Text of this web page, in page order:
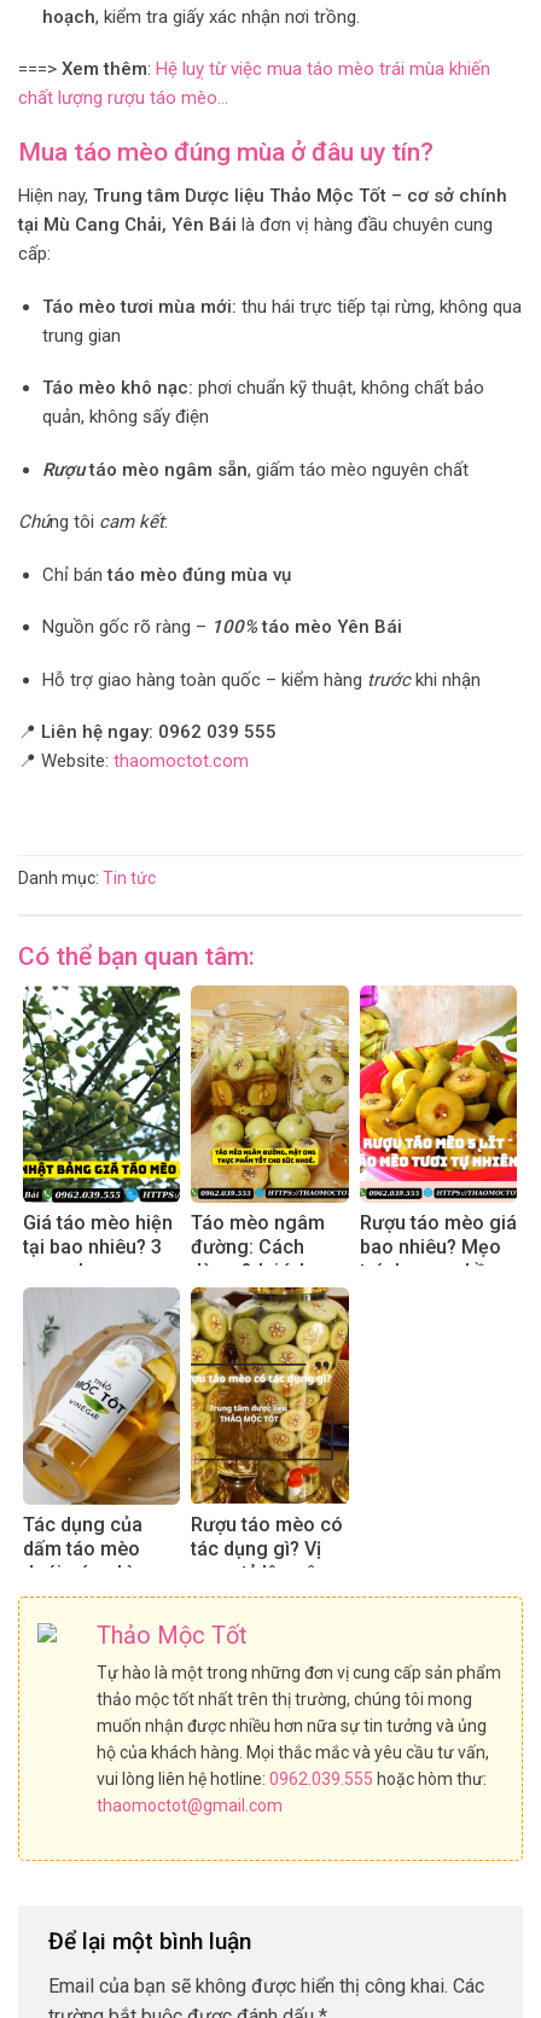
hoạch, kiểm tra giấy xác nhận nơi trồng.
===> Xem thêm: Hệ luỵ từ việc mua táo mèo trái mùa khiến
chất lượng rượu táo mèo…
Mua táo mèo đúng mùa ở đâu uy tín?
Hiện nay, Trung tâm Dược liệu Thảo Mộc Tốt – cơ sở chính
tại Mù Cang Chải, Yên Bái là đơn vị hàng đầu chuyên cung
cấp:
Táo mèo tươi mùa mới: thu hái trực tiếp tại rừng, không qua
trung gian
Táo mèo khô nạc: phơi chuẩn kỹ thuật, không chất bảo
quản, không sấy điện
Rượutáo mèo ngâm sẵn, giấm táo mèo nguyên chất
Chúng tôi cam kết:
Chỉ bántáo mèo đúng mùa vụ
Nguồn gốc rõ ràng – 100%táo mèo Yên Bái
Hỗ trợ giao hàng toàn quốc – kiểm hàng trướckhi nhận
📍 Liên hệ ngay: 0962 039 555
📍 Website: thaomoctot.com
Danh mục: Tin tức
Có thể bạn quan tâm:
Giá táo mèo hiện
tại bao nhiêu? 3
mẹo chọn mua
an toàn
Táo mèo ngâm
đường: Cách
dùng & lợi ích
thực tế 2025
Rượu táo mèo giá
bao nhiêu? Mẹo
tránh mua nhầm
Tác dụng của
dấm táo mèo
dưới góc nhìn
chuyên gia
Rượu táo mèo có
tác dụng gì? Vị
rượu, tỷ lệ ngâm
chuẩn 2025
Thảo Mộc Tốt
Tự hào là một trong những đơn vị cung cấp sản phẩm
thảo mộc tốt nhất trên thị trường, chúng tôi mong
muốn nhận được nhiều hơn nữa sự tin tưởng và ủng
hộ của khách hàng. Mọi thắc mắc và yêu cầu tư vấn,
vui lòng liên hệ hotline: 0962.039.555 hoặc hòm thư:
thaomoctot@gmail.com
Để lại một bình luận
Email của bạn sẽ không được hiển thị công khai. Các